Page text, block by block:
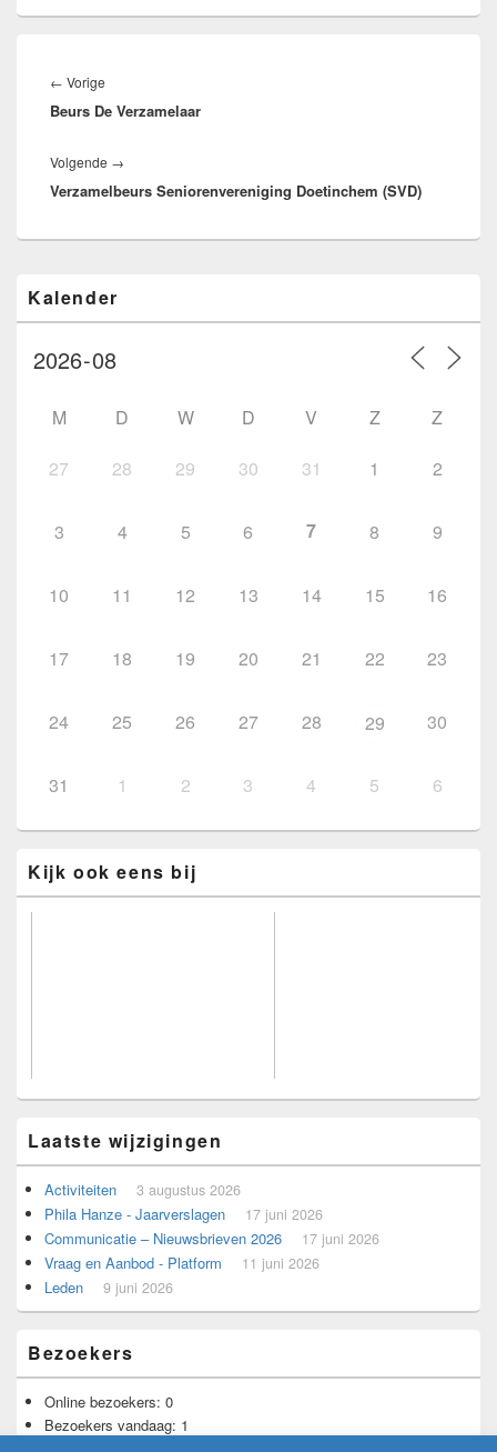
navigatie
← Vorige
bericht:
Beurs De Verzamelaar
Volgende →
bericht:
Verzamelbeurs Seniorenvereniging Doetinchem (SVD)
zijbalk
widget
Kalender
M D W D V Z Z
27 28 29 30 31 1 2
3 4 5 6 7 8 9
10 11 12 13 14 15 16
17 18 19 20 21 22 23
24 25 26 27 28 29 30
31 1 2 3 4 5 6
Kijk ook eens bij
Voorbeeld voor adverteerders.
Laatste wijzigingen
Activiteiten 3 augustus 2026
Phila Hanze - Jaarverslagen 17 juni 2026
Communicatie – Nieuwsbrieven 2026 17 juni 2026
Vraag en Aanbod - Platform 11 juni 2026
Leden 9 juni 2026
Bezoekers
Online bezoekers: 0
Bezoekers vandaag: 1